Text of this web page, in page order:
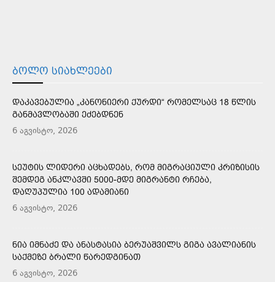
ᲑᲝᲚᲝ ᲡᲘᲐᲮᲚᲔᲔᲑᲘ
ᲓᲐᲙᲐᲕᲔᲑᲣᲚᲘᲐ „ᲙᲐᲜᲝᲜᲘᲔᲠᲘ ᲥᲣᲠᲓᲘ“ ᲠᲝᲛᲔᲚᲡᲐᲪ 18 ᲬᲚᲘᲡ
ᲒᲐᲜᲛᲐᲕᲚᲝᲑᲐᲨᲘ ᲔᲫᲔᲑᲓᲜᲔᲜ
6 აგვისტო, 2026
ᲡᲔᲣᲢᲘᲡ ᲚᲘᲓᲔᲠᲘ ᲐᲪᲮᲐᲓᲔᲑᲡ, ᲠᲝᲛ ᲛᲘᲒᲠᲐᲪᲘᲣᲚᲘ ᲙᲠᲘᲖᲘᲡᲘᲡ
ᲨᲔᲛᲓᲔᲒ ᲐᲜᲙᲚᲐᲕᲨᲘ 5000-ᲛᲓᲔ ᲛᲘᲒᲠᲐᲜᲢᲘ ᲠᲩᲔᲑᲐ,
ᲓᲐᲦᲣᲞᲣᲚᲘᲐ 100 ᲐᲓᲐᲛᲘᲐᲜᲘ
6 აგვისტო, 2026
ᲜᲘᲐ ᲘᲛᲜᲐᲫᲔ ᲓᲐ ᲐᲜᲐᲡᲢᲐᲡᲘᲐ ᲑᲔᲠᲣᲐᲨᲕᲘᲚᲡ ᲒᲘᲒᲐ ᲐᲕᲐᲚᲘᲐᲜᲘᲡ
ᲡᲐᲥᲛᲔᲖᲔ ᲑᲠᲐᲚᲘ ᲬᲐᲠᲔᲓᲒᲘᲜᲐᲗ
6 აგვისტო, 2026